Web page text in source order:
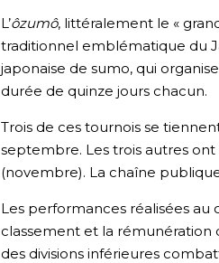
L’ôzumô, littéralement le «
traditionnel emblématique du
japonaise de sumo, qui
durée de quinze jours chacun.
Trois de ces tournois se
septembre. Les trois autres ont
(novembre). La chaîne
Les performances réalisées au
classement et la rémunération
des divisions inférieures